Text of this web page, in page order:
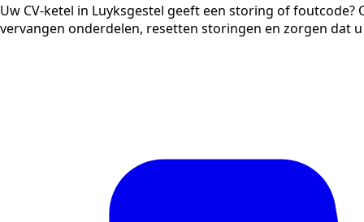
Uw CV-ketel in Luyksgestel geeft een storing of
vervangen onderdelen, resetten storingen en zorgen dat